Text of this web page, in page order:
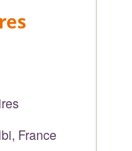
France